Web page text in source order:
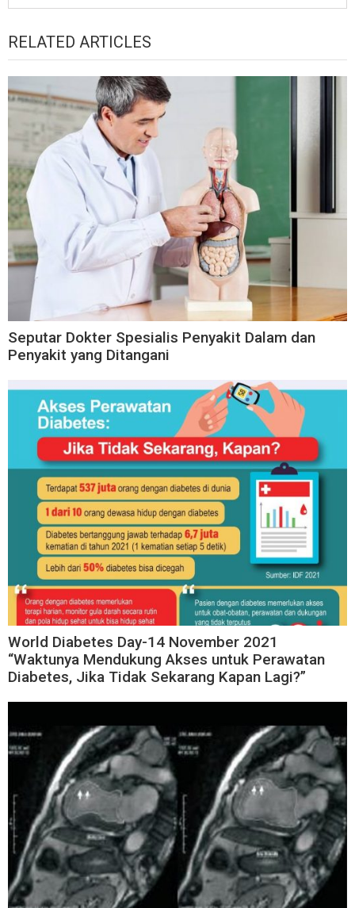
RELATED ARTICLES
Seputar Dokter Spesialis Penyakit Dalam dan
Penyakit yang Ditangani
World Diabetes Day-14 November 2021
“Waktunya Mendukung Akses untuk Perawatan
Diabetes, Jika Tidak Sekarang Kapan Lagi?”